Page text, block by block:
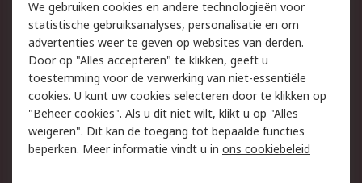
Track & Trace
Wettelijk
Cookiebeleid
Email veiligheid
Privacybeleid
Websitevoorwaarden
Algemene
verkoopvoorwaarden
We gebruiken cookies en andere technologieën voor
statistische gebruiksanalyses, personalisatie en om
advertenties weer te geven op websites van derden.
Door op "Alles accepteren" te klikken, geeft u
toestemming voor de verwerking van niet-essentiële
cookies. U kunt uw cookies selecteren door te klikken op
"Beheer cookies". Als u dit niet wilt, klikt u op "Alles
weigeren". Dit kan de toegang tot bepaalde functies
beperken. Meer informatie vindt u in ons cookiebeleid